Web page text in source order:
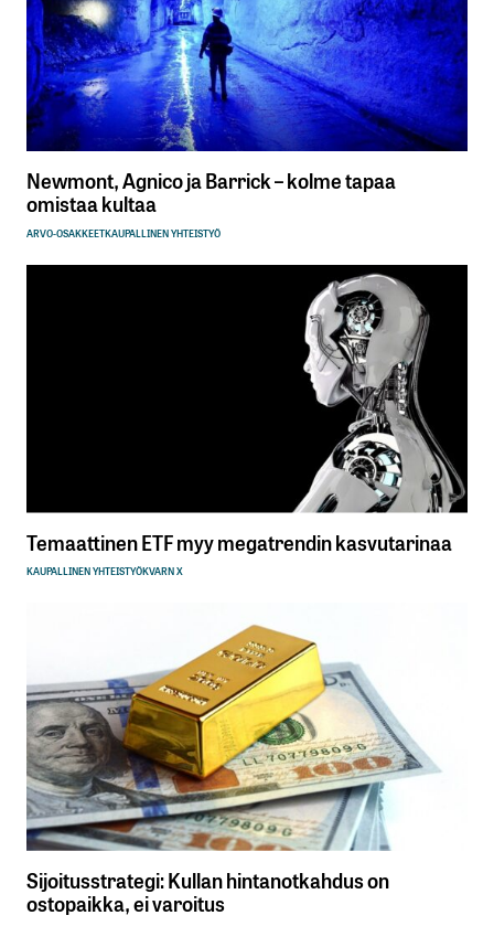
Newmont, Agnico ja Barrick – kolme tapaa
omistaa kultaa
ARVO-OSAKKEETKAUPALLINEN YHTEISTYÖ
Temaattinen ETF myy megatrendin kasvutarinaa
KAUPALLINEN YHTEISTYÖKVARN X
Sijoitusstrategi: Kullan hintanotkahdus on
ostopaikka, ei varoitus